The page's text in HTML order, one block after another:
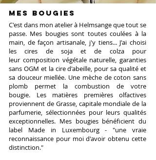
MES BOUGIES
C'est dans mon atelier à Helmsange que tout se
passe. Mes bougies sont toutes coulées à la
main, de façon artisanale, j'y tiens... J'ai choisi
les cires de soja et de colza pour
leur composition végétale naturelle, garanties
sans OGM et la cire d'abeille, pour sa qualité et
sa douceur miellée. Une mèche de coton sans
plomb permet la combustion de votre
bougie. Les matières premières olfactives
proviennent de Grasse, capitale mondiale de la
parfumerie, sélectionnées pour leurs qualités
exceptionnelles. Mes bougies bénéficient du
label Made in Luxembourg - "une vraie
reconnaissance pour moi d'avoir obtenu cette
distinction."